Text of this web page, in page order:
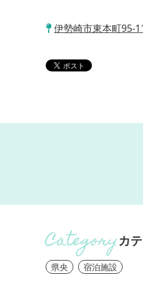
伊勢崎市東本町95-
カ
県央 宿泊施設